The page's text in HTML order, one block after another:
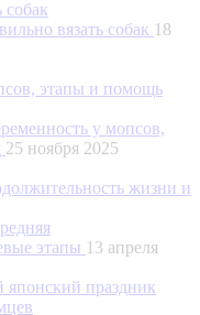
вязать собак 18
у мопсов,
25 ноября 2025
этапы 13 апреля